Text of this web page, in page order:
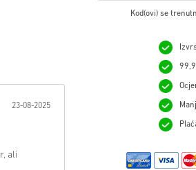
23-08-2025
ali
Kod(ovi) se